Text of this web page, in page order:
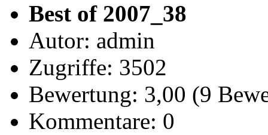
Best of 2007_38
Autor: admin
Zugriffe: 3502
Bewertung: 3,00 (9
Kommentare: 0